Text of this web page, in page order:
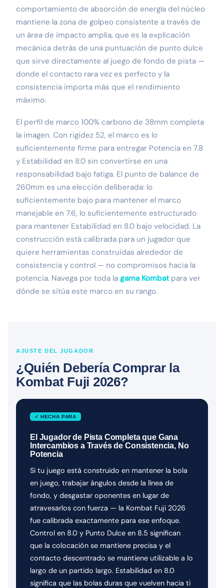
comportamiento de absorción de energía del núcleo
mantiene la zona de golpeo consistente a través de
un área de impacto amplia, que es la explicación
mecánica detrás de una puntuación de punto dulce
que sirve directamente al juego de fondo de pista —
donde el contacto rara vez es perfecto y la
consistencia importa más que el rendimiento
máximo.
El perfil de marco 100% carbono de 38mm completa
la imagen. Con rigidez 52, el marco es lo
suficientemente firme para entregar Potencia en 7.8
y Estabilidad en 8.0 sin convertirse en una
responsabilidad bajo fatiga. El punto de balance de
260mm es una elección deliberada: lo
suficientemente bajo para mantener el marco
manejable en 7.6, lo suficientemente estructurado
para mantener Estabilidad en 8.0 bajo velocidad. La
construcción está calibrada para un jugador que
quiere herramientas construidas alrededor de
consistencia y control — no compromisos hacia la
potencia. Navega por toda la gama Kombatpara ver
dónde se sitúa este marco en su rango.
AJUSTE DEL JUGADOR
¿Quién Debería Comprar la
Kombat Fuji 2026?
✓ HECHA PARA
El Jugador de Pista Completa que Gana
Intercambios a Través de Consistencia, No
Potencia
Si tu juego está construido en mantener la bola
en juego, trabajar ángulos desde la línea de
fondo, y desgastar oponentes en lugar de
atravesarlos con fuerza — la Kombat Fuji 2026
fue calibrada exactamente para ese enfoque.
Control en 8.0 y Punto Dulce en 8.5 significan
que la colocación se mantiene precisa y el
contacto descentrado se mantiene utilizable a lo
largo de un partido largo. Estabilidad en 8.0
significa que las bolas duras que vuelven hacia ti